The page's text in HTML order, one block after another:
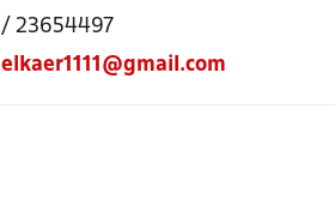
/ 23654497
elkaer1111@gmail.com